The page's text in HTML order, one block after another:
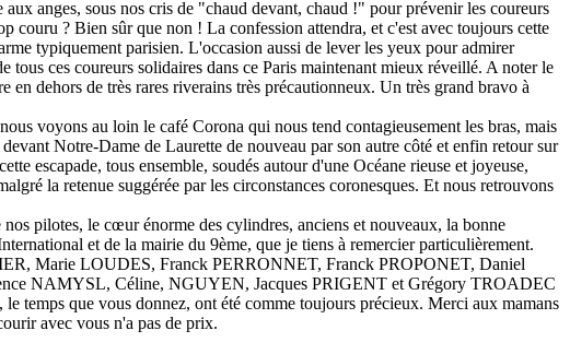
anges, sous nos cris de "chaud devant, chaud !" pour prévenir les coureurs
couru ? Bien sûr que non ! La confession attendra, et c'est avec toujours cette
typiquement parisien. L'occasion aussi de lever les yeux pour admirer
tous ces coureurs solidaires dans ce Paris maintenant mieux réveillé. A noter le
dehors de très rares riverains très précautionneux. Un très grand bravo à
voyons au loin le café Corona qui nous tend contagieusement les bras, mais
Notre-Dame de Laurette de nouveau par son autre côté et enfin retour sur
escapade, tous ensemble, soudés autour d'une Océane rieuse et joyeuse,
la retenue suggérée par les circonstances coronesques. Et nous retrouvons
pilotes, le cœur énorme des cylindres, anciens et nouveaux, la bonne
et de la mairie du 9ème, que je tiens à remercier particulièrement.
Marie LOUDES, Franck PERRONNET, Franck PROPONET, Daniel
NAMYSL, Céline, NGUYEN, Jacques PRIGENT et Grégory TROADEC
temps que vous donnez, ont été comme toujours précieux. Merci aux mamans
avec vous n'a pas de prix.